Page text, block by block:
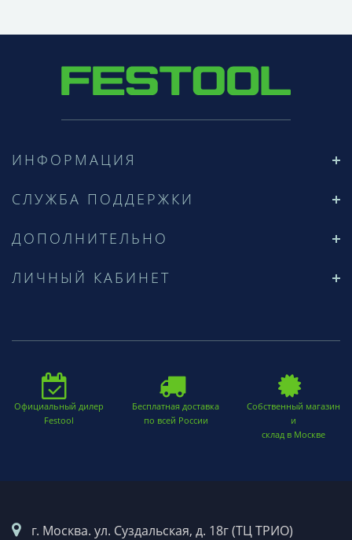
ИНФОРМАЦИЯ
СЛУЖБА ПОДДЕРЖКИ
ДОПОЛНИТЕЛЬНО
ЛИЧНЫЙ КАБИНЕТ
Официальный дилер
Festool
Бесплатная доставка
по всей России
Собственный магазин
и
склад в Москве
г. Москва. ул. Суздальская, д. 18г (ТЦ ТРИО)